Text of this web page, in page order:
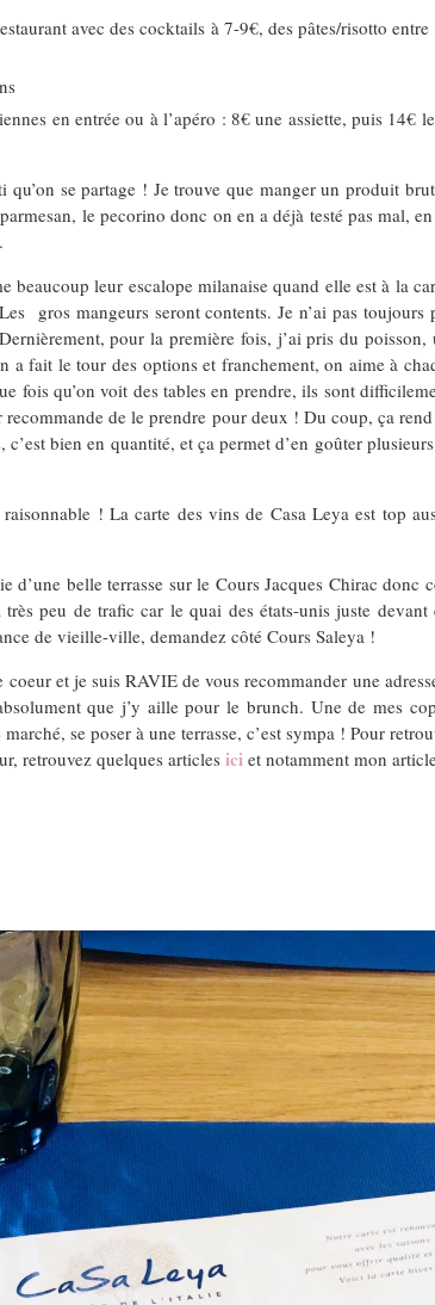
avec des cocktails à 7-9€, des pâtes/risotto
en entrée ou à l’apéro : 8€ une assiette, puis
se partage ! Je trouve que manger un produit
le pecorino donc on en a déjà testé pas mal,
beaucoup leur escalope milanaise quand elle est à la
gros mangeurs seront contents. Je n’ai pas
pour la première fois, j’ai pris du
a fait le tour des options et franchement, on aime à
fois qu’on voit des tables en prendre, ils sont
de le prendre pour deux ! Du coup, ça
bien en quantité, et ça permet d’en goûter
! La carte des vins de Casa Leya est top
d’une belle terrasse sur le Cours Jacques Chirac donc
peu de trafic car le quai des états-unis juste
de vieille-ville, demandez côté Cours Saleya !
et je suis RAVIE de vous recommander une
que j’y aille pour le brunch. Une de mes
se poser à une terrasse, c’est sympa ! Pour
retrouvez quelques articles ici et notamment mon